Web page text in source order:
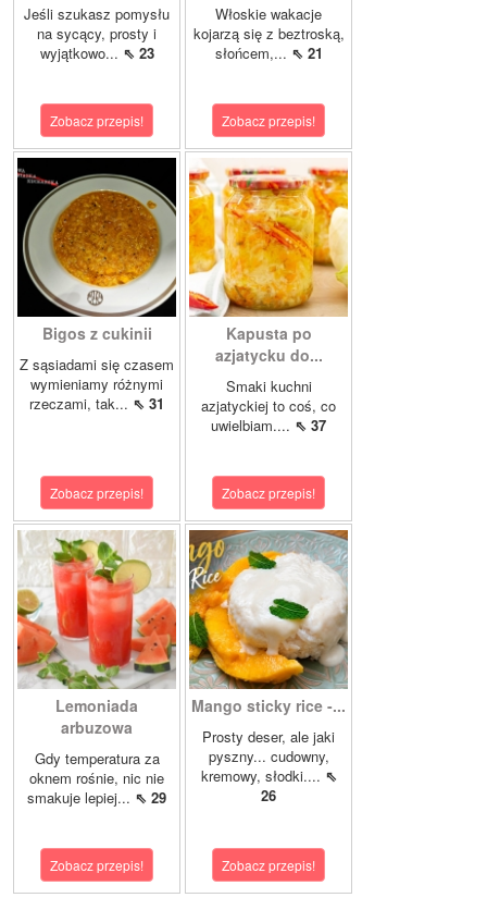
Jeśli szukasz pomysłu
na sycący, prosty i
wyjątkowo... ⇖ 23
Zobacz przepis!
Włoskie wakacje
kojarzą się z beztroską,
słońcem,... ⇖ 21
Zobacz przepis!
Bigos z cukinii
Z sąsiadami się czasem
wymieniamy różnymi
rzeczami, tak... ⇖ 31
Zobacz przepis!
Kapusta po
azjatycku do...
Smaki kuchni
azjatyckiej to coś, co
uwielbiam.... ⇖ 37
Zobacz przepis!
Lemoniada
arbuzowa
Gdy temperatura za
oknem rośnie, nic nie
smakuje lepiej... ⇖ 29
Zobacz przepis!
Mango sticky rice -...
Prosty deser, ale jaki
pyszny... cudowny,
kremowy, słodki.... ⇖
26
Zobacz przepis!